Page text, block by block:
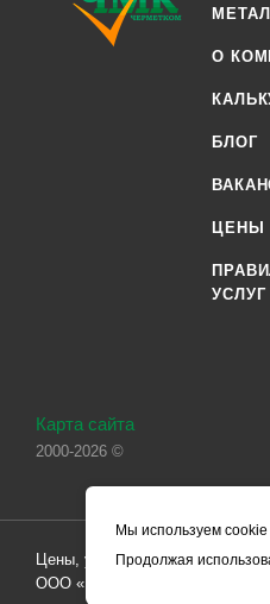
О
БЛОГ
ЦЕНЫ
УСЛУГ
Карта сайта
2000-2026 ©
Цены, указанные на сайте,
ООО «ЧЕРМЕТ.КОМ» по
Мы используем cookie
Продолжая